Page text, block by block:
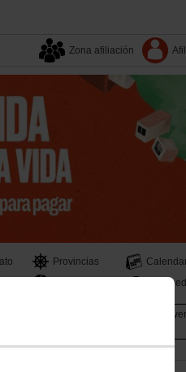
Zona afiliación
Provincias